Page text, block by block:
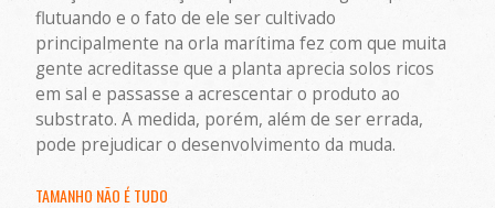
flutuando e o fato de ele ser cultivado
principalmente na orla marítima fez com que muita
gente acreditasse que a planta aprecia solos ricos
em sal e passasse a acrescentar o produto ao
substrato. A medida, porém, além de ser errada,
pode prejudicar o desenvolvimento da muda.
TAMANHO NÃO É TUDO